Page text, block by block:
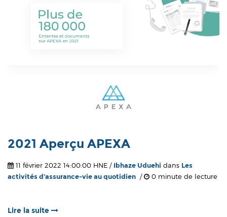
2021 Aperçu APEXA
11 février 2022 14:00:00 HNE / Ibhaze Uduehi dans Les
activités d'assurance-vie au quotidien / 0 minute de lecture
Lire la suite